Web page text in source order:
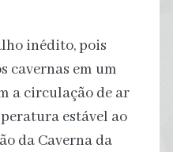
inédito, pois
cavernas em um
a circulação de ar
estável ao
da Caverna da